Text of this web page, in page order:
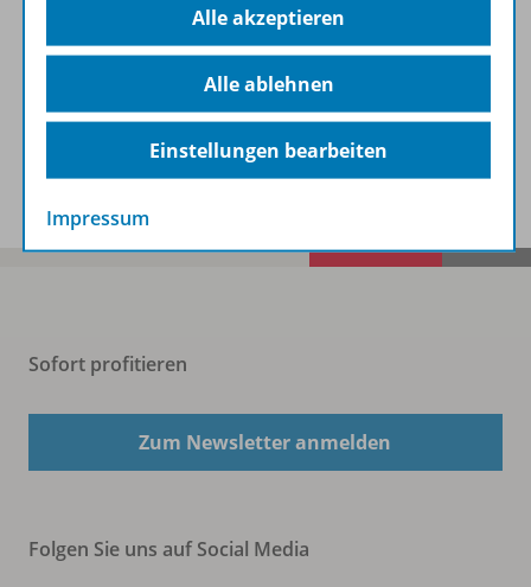
Spar-Pakete
Sofort profitieren
Zum Newsletter anmelden
Folgen Sie uns auf Social Media
Alle akzeptieren
Alle ablehnen
Einstellungen bearbeiten
Impressum